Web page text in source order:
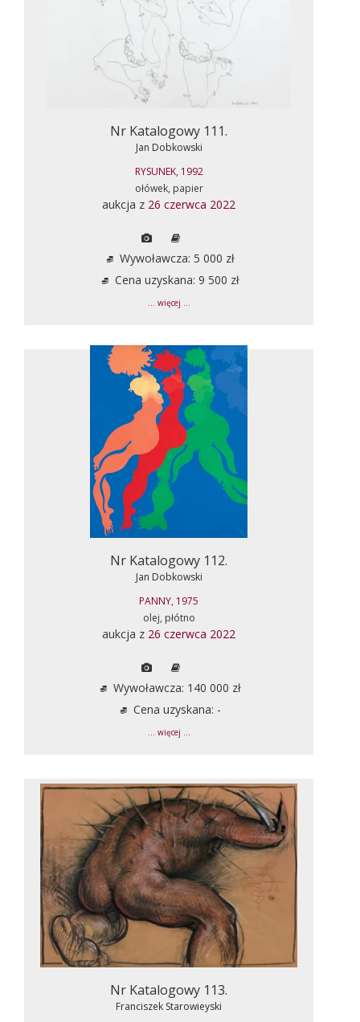
Nr Katalogowy 111.
Jan Dobkowski
RYSUNEK, 1992
ołówek, papier
aukcja z 26 czerwca 2022
Wywoławcza: 5 000 zł
Cena uzyskana: 9 500 zł
... więcej ...
Nr Katalogowy 112.
Jan Dobkowski
PANNY, 1975
olej, płótno
aukcja z 26 czerwca 2022
Wywoławcza: 140 000 zł
Cena uzyskana: -
... więcej ...
Nr Katalogowy 113.
Franciszek Starowieyski